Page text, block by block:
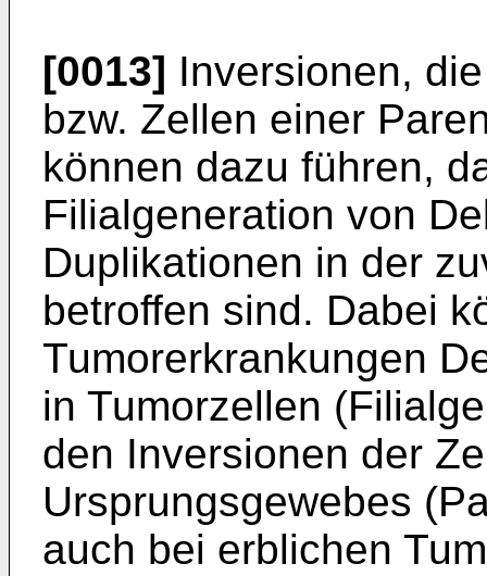
[0013] Inversionen,
bzw. Zellen einer
können dazu führen,
Filialgeneration von
Duplikationen in der
betroffen sind. Dabei
Tumorerkrankungen
in Tumorzellen
den Inversionen der
Ursprungsgewebes
auch bei erblichen